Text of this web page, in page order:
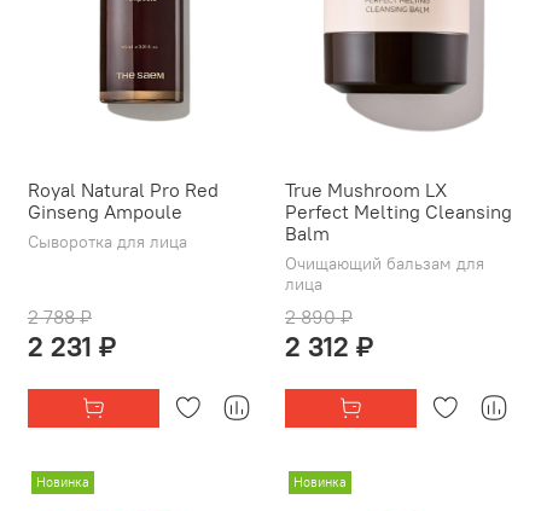
Royal Natural Pro Red
Ginseng Ampoule
Сыворотка для лица
2 788 ₽
2 231 ₽
True Mushroom LX
Perfect Melting Cleansing
Balm
Очищающий бальзам для
лица
2 890 ₽
2 312 ₽
Новинка Новинка